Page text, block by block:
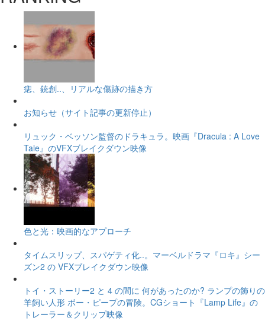
痣、銃創..、リアルな傷跡の描き方
お知らせ（サイト記事の更新停止）
リュック・ベッソン監督のドラキュラ。映画『Dracula : A Love
Tale』のVFXブレイクダウン映像
色と光：映画的なアプローチ
タイムスリップ、スパゲティ化..。マーベルドラマ『ロキ』シー
ズン2 の VFXブレイクダウン映像
トイ・ストーリー2 と 4 の間に 何があったのか? ランプの飾りの
羊飼い人形 ボー・ピープの冒険。CGショート『Lamp Life』の
トレーラー＆クリップ映像